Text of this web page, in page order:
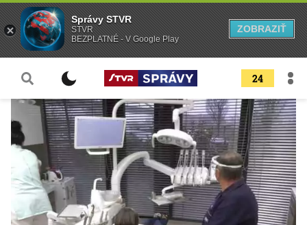
24
Správy STVR
STVR
BEZPLATNÉ - V Google Play
ZOBRAZIŤ